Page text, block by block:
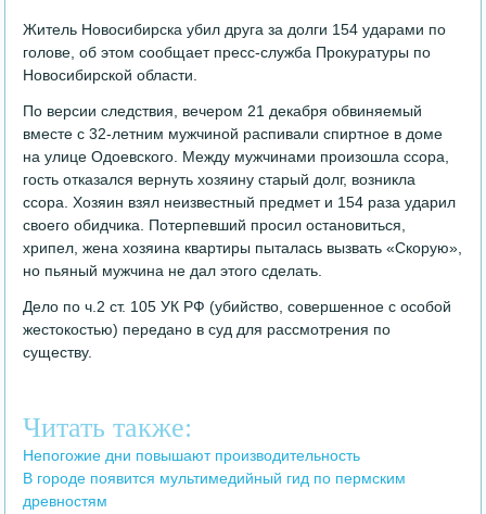
Житель Новосибирска убил друга за долги 154 ударами по
голове, об этом сообщает пресс-служба Прокуратуры по
Новосибирской области.
По версии следствия, вечером 21 декабря обвиняемый
вместе с 32-летним мужчиной распивали спиртное в доме
на улице Одоевского. Между мужчинами произошла ссора,
гость отказался вернуть хозяину старый долг, возникла
ссора. Хозяин взял неизвестный предмет и 154 раза ударил
своего обидчика. Потерпевший просил остановиться,
хрипел, жена хозяина квартиры пыталась вызвать «Скорую»,
но пьяный мужчина не дал этого сделать.
Дело по ч.2 ст. 105 УК РФ (убийство, совершенное с особой
жестокостью) передано в суд для рассмотрения по
существу.
Читать также:
Непогожие дни повышают производительность
В городе появится мультимедийный гид по пермским
древностям